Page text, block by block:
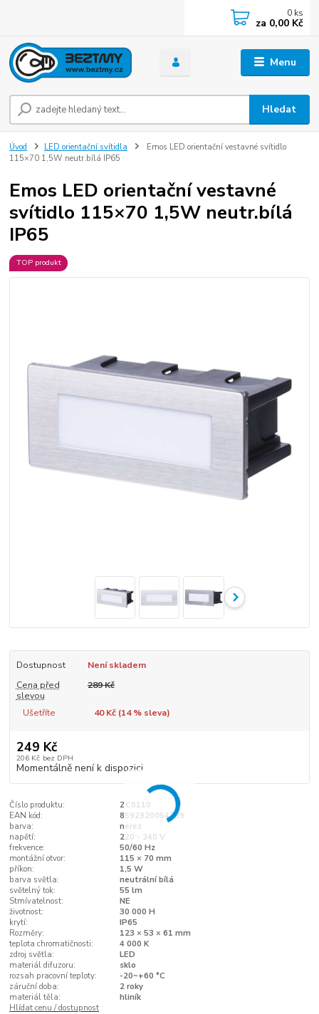
Menu
Hledat
0 ks
za 0,00 Kč
Úvod LED orientační svítidla
Emos LED orientační vestavné svítidlo
115×70 1,5W neutr.bílá IP65
Emos LED orientační vestavné
svítidlo 115×70 1,5W neutr.bílá
IP65
TOP produkt
Dostupnost
Není skladem
Cena před
slevou
289 Kč
Ušetříte 40 Kč (14% sleva)
249 Kč
206 Kč bez DPH
Momentálně není k dispozici
Číslo produktu:
ZC0110
EAN kód:
8592920054789
barva:
nerez
napětí:
220 - 240 V
frekvence:
50/60 Hz
montážní otvor:
115 × 70 mm
příkon:
1,5 W
barva světla:
neutrální bílá
světelný tok:
55 lm
Stmívatelnost:
NE
životnost:
30 000 H
krytí:
IP65
Rozměry:
123 × 53 × 61 mm
teplota chromatičnosti:
4 000 K
zdroj světla:
LED
materiál difuzoru:
sklo
rozsah pracovní teploty:
-20~+60 °C
záruční doba:
2 roky
materiál těla:
hliník
Hlídat cenu / dostupnost